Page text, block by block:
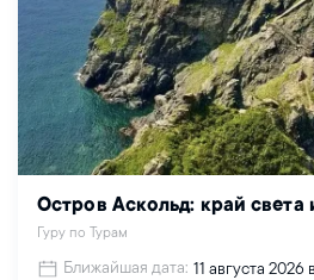
Остров Аскольд: край света
Гуру по Турам
Ближайшая дата: 11 августа 2026